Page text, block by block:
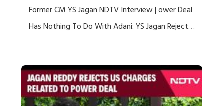
Former CM YS Jagan NDTV Interview | ower Deal
Has Nothing To Do With Adani: YS Jagan Rejects